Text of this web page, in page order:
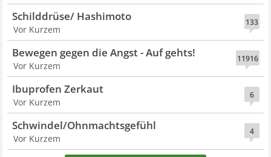
133
Schilddrüse/ Hashimoto
Vor Kurzem
11916
Bewegen gegen die Angst - Auf gehts!
Vor Kurzem
6
Ibuprofen Zerkaut
Vor Kurzem
4
Schwindel/Ohnmachtsgefühl
Vor Kurzem